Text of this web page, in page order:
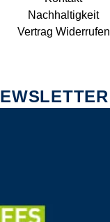
Nachhaltigkeit
Vertrag Widerrufen